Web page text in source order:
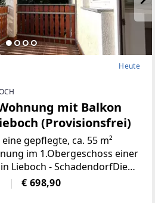
Heute
mit Balkon
(Provisionsfrei)
gepflegte, ca. 55 m²
im 1.Obergeschoss einer
Lieboch - SchadendorfDie
eine durchdachte
aus:einem
€ 698,90